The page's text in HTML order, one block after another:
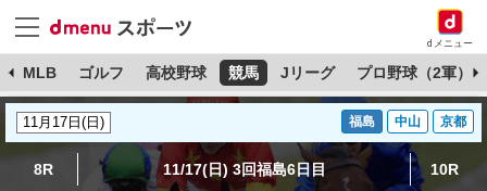
dメニュー
MLB ゴルフ 高校野球 競馬 Jリーグ プロ野球（2軍）
福島 中山 京都
8R 11/17(日) 3回福島6日目 10R